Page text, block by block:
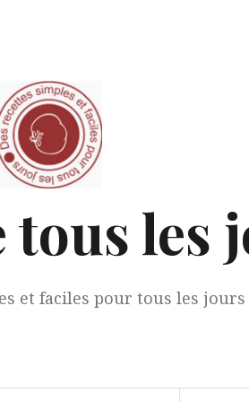
tous les
et faciles pour tous les jours